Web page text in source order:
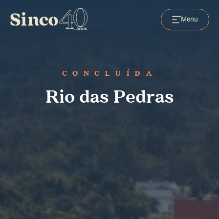
Menu
CONCLUÍDA
Rio das Pedras